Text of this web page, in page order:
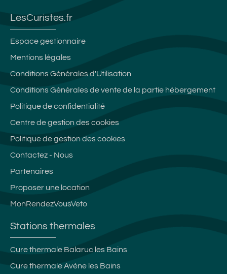
LesCuristes.fr
Espace gestionnaire
Mentions légales
Conditions Générales d'Utilisation
Conditions Générales de vente de la partie hébergement
Politique de confidentialité
Centre de gestion des cookies
Politique de gestion des cookies
Contactez - Nous
Partenaires
Proposer une location
MonRendezVousVeto
Stations thermales
Cure thermale Balaruc les Bains
Cure thermale Avène les Bains